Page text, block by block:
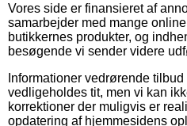
Vores side er finansieret af
samarbejder med mange
butikkernes produkter, og
besøgende vi sender videre
Informationer vedrørende
vedligeholdes tit, men vi kan
korrektioner der muligvis er
opdatering af hjemmesidens